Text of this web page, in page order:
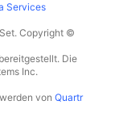
Services
Copyright ©
Die
Inc.
von Quartr